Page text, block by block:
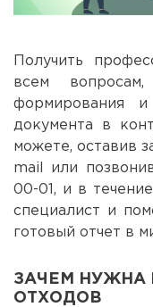
Получить
всем
формирования и
документа в
можете, оставив
mail или
00-01, и в
специалист и
готовый отчет в
ЗАЧЕМ НУЖНА
ОТХОДОВ